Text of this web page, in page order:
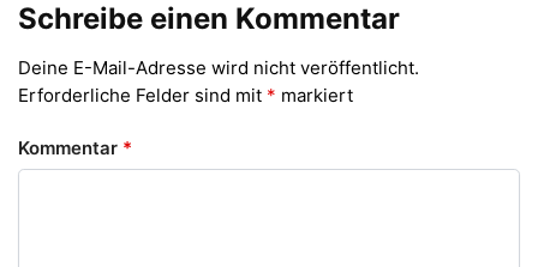
Schreibe einen Kommentar
Deine E-Mail-Adresse wird nicht veröffentlicht.
Erforderliche Felder sind mit * markiert
Kommentar *